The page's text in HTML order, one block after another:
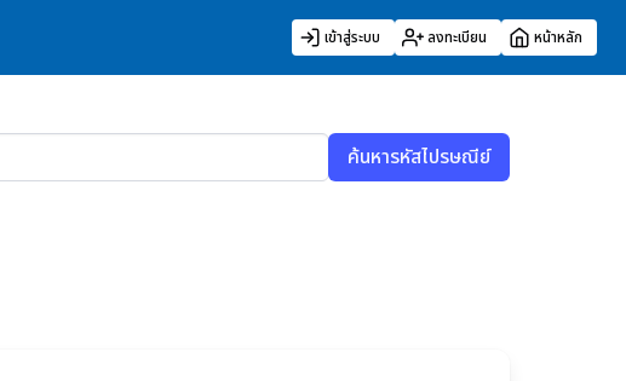
เข้าสู่ระบบ ลงทะเบียน หน้าหลัก
ค้นหารหัสไปรษณีย์